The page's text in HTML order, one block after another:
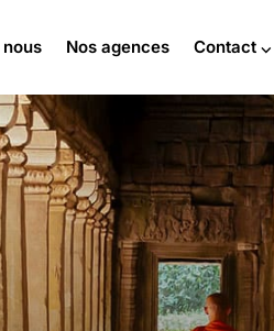
Nos agences Contact ⌵